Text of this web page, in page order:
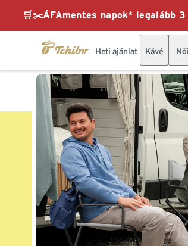
🛒✂️ÁFAmentes napok* legalább
Heti ajánlat Kávé Női